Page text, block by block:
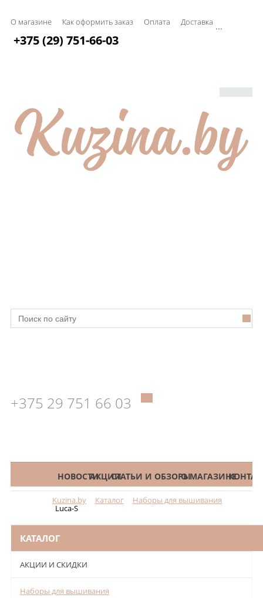
О магазине Как оформить заказ Оплата Доставка ...
+375 (29) 751-66-03
+375 29 751 66 03
КАТАЛОГНОВОСТИАКЦИИСТАТЬИ И ОБЗОРЫО МАГАЗИНЕ
Kuzina.by Каталог Наборы для вышивания
Luca-S
КАТАЛОГ
АКЦИИ И СКИДКИ
Наборы для вышивания